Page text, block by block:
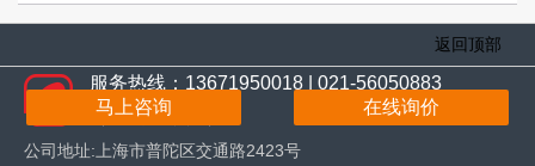
马上咨询 在线询价
返回顶部
服务热线：13671950018 | 021-56050883
（服务咨询热线）
公司地址:上海市普陀区交通路2423号